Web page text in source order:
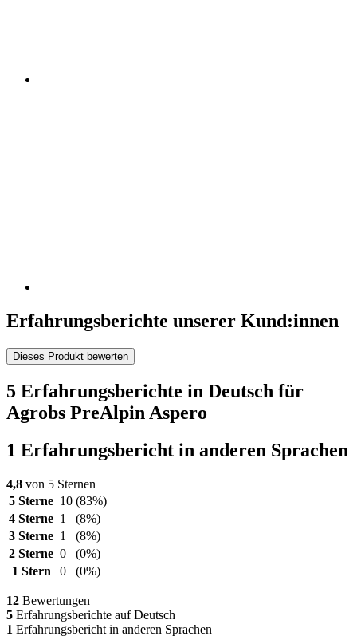
Erfahrungsberichte unserer Kund:innen
Dieses Produkt bewerten
5 Erfahrungsberichte in Deutsch für
Agrobs PreAlpin Aspero
1 Erfahrungsbericht in anderen Sprachen
4,8 von 5 Sternen
5 Sterne 10 (83%)
4 Sterne 1
(8%)
3 Sterne 1
(8%)
2 Sterne 0
(0%)
1 Stern
0 (0%)
12 Bewertungen
5 Erfahrungsberichte auf Deutsch
1 Erfahrungsbericht in anderen Sprachen